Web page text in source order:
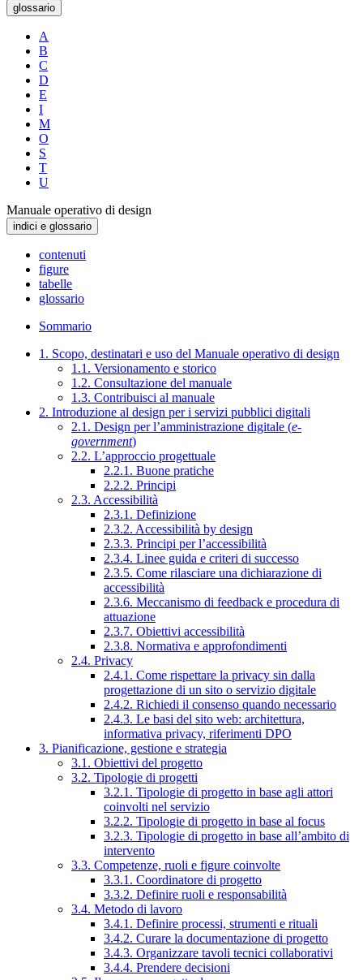
glossario
A
B
C
D
E
I
M
O
S
T
U
Manuale operativo di design
indici e glossario
contenuti
figure
tabelle
glossario
Sommario
1. Scopo, destinatari e uso del Manuale operativo di design
1.1. Versionamento e storico
1.2. Consultazione del manuale
1.3. Contribuisci al manuale
2. Introduzione al design per i servizi pubblici digitali
2.1. Design per l’amministrazione digitale (e-
government)
2.2. L’approccio progettuale
2.2.1. Buone pratiche
2.2.2. Principi
2.3. Accessibilità
2.3.1. Definizione
2.3.2. Accessibilità by design
2.3.3. Principi per l’accessibilità
2.3.4. Linee guida e criteri di successo
2.3.5. Come rilasciare una dichiarazione di
accessibilità
2.3.6. Meccanismo di feedback e procedura di
attuazione
2.3.7. Obiettivi accessibilità
2.3.8. Normativa e approfondimenti
2.4. Privacy
2.4.1. Come rispettare la privacy sin dalla
progettazione di un sito o servizio digitale
2.4.2. Richiedi il consenso quando necessario
2.4.3. Le basi del sito web: architettura,
informativa privacy, riferimenti DPO
3. Pianificazione, gestione e strategia
3.1. Obiettivi del progetto
3.2. Tipologie di progetti
3.2.1. Tipologie di progetto in base agli attori
coinvolti nel servizio
3.2.2. Tipologie di progetto in base al focus
3.2.3. Tipologie di progetto in base all’ambito di
intervento
3.3. Competenze, ruoli e figure coinvolte
3.3.1. Coordinatore di progetto
3.3.2. Definire ruoli e responsabilità
3.4. Metodo di lavoro
3.4.1. Definire processi, strumenti e rituali
3.4.2. Curare la documentazione di progetto
3.4.3. Organizzare tavoli tecnici collaborativi
3.4.4. Prendere decisioni